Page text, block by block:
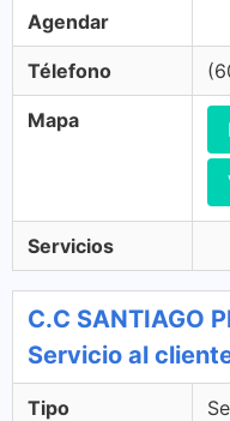
Agendar
Télefono
Mapa
Servicios
C.C SANTIAGO
Servicio al
Tipo